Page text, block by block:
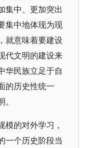
集中、更加突出
集中地体现为现
就意味着要建设
代文明的建设来
华民族立足于自
的历史性统一
模的对外学习，
一个历史阶段当